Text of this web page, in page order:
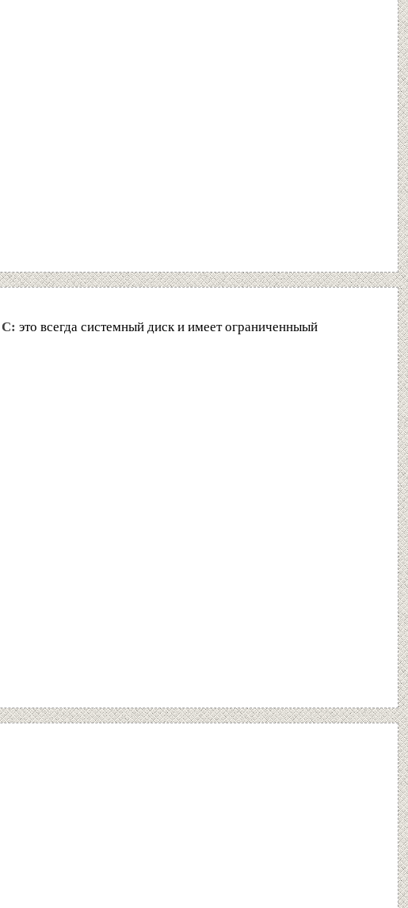
C: это всегда системный диск и имеет ограниченныый